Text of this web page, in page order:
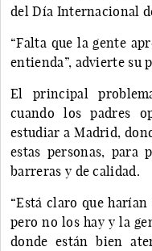
del Día Internacional
“Falta que la gente
entienda”, advierte su
El principal
cuando los padres
estudiar a Madrid,
estas personas, para
barreras y de calidad.
“Está claro que
pero no los hay y la
donde están bien